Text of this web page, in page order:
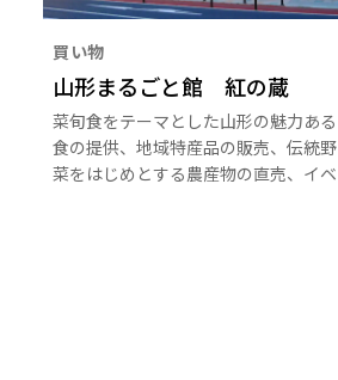
買い物
山形まるごと館 紅の蔵
菜旬食をテーマとした山形の魅力ある
食の提供、地域特産品の販売、伝統野
菜をはじめとする農産物の直売、イベ